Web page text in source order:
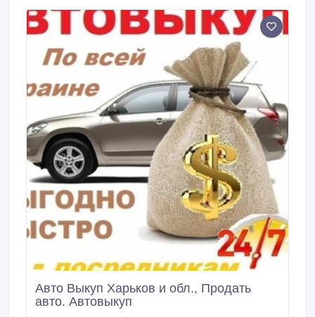
Авто Выкуп Харьков и обл., Продать
авто. Автовыкуп